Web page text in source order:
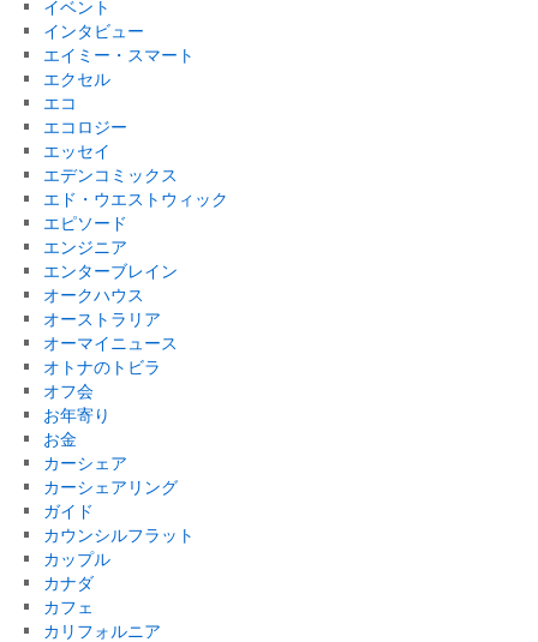
イベント
インタビュー
エイミー・スマート
エクセル
エコ
エコロジー
エッセイ
エデンコミックス
エド・ウエストウィック
エピソード
エンジニア
エンターブレイン
オークハウス
オーストラリア
オーマイニュース
オトナのトビラ
オフ会
お年寄り
お金
カーシェア
カーシェアリング
ガイド
カウンシルフラット
カップル
カナダ
カフェ
カリフォルニア